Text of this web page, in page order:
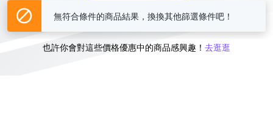
或
也許你會對這些價格優惠中的商品感興趣！ 去逛逛
無符合條件的商品結果，換換其他篩選條件吧！